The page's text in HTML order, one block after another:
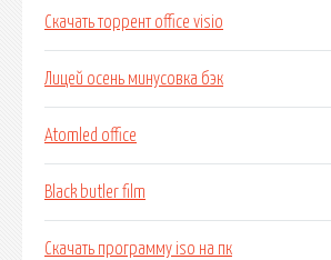
Скачать торрент office visio
Лицей осень минусовка бэк
Atomled office
Black butler film
Скачать программу iso на пк